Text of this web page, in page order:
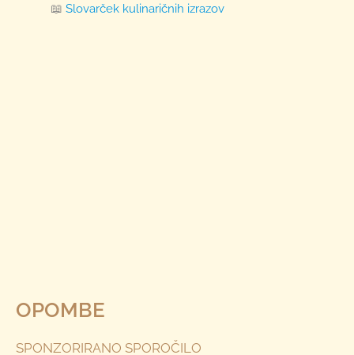
📖Slovarček kulinaričnih izrazov
OPOMBE
SPONZORIRANO SPOROČILO